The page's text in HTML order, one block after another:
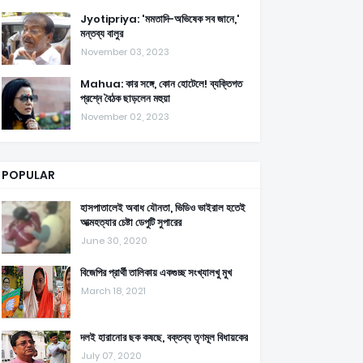
Jyotipriya: 'মমতাদি-অভিষেক সব জানে,'
মন্তব্য বালুর
November 03, 2023
Mahua: কার সঙ্গে, কোন হোটেলে! ব্যক্তিগত
প্রশ্নে বৈঠক ছাড়লেন মহুয়া
November 02, 2023
POPULAR
হাসপাতালেই অবাধ যৌনতা, ভিডিও ভাইরাল হতেই
আত্মহত্যার চেষ্টা ডেপুটি সুপারের
June 30, 2020
বিজেপির প্রার্থী তালিকায় একগুচ্ছ সংখ্যালখু মুখ
March 18, 2021
দলই হারানোর ছক কষছে, বক্তব্য তৃণমূল বিধায়কের
July 07, 2020